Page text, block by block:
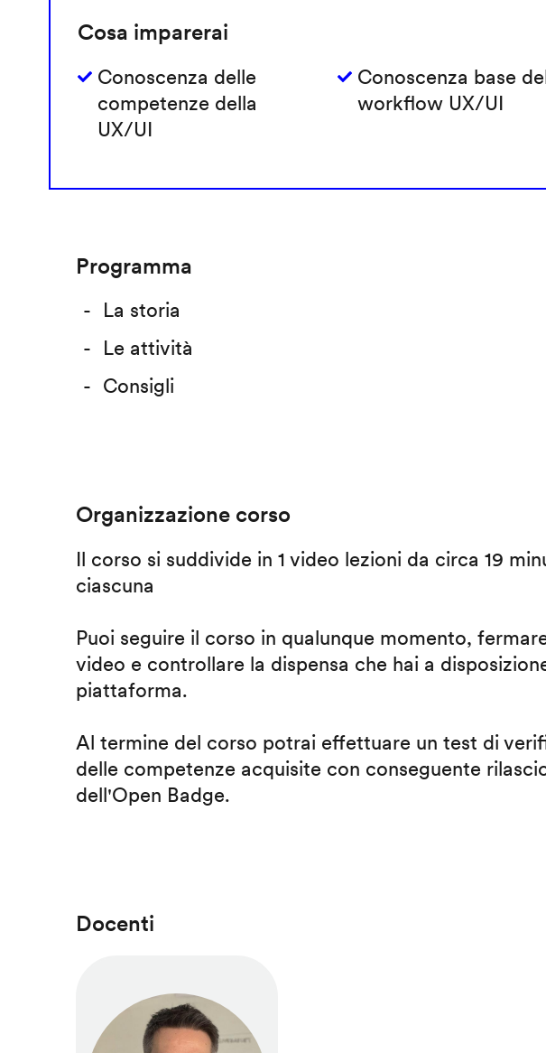
Cosa imparerai
Conoscenza delle
competenze della
UX/UI
Conoscenza base
workflow UX/UI
Programma
La storia
Le attività
Consigli
Organizzazione corso
Il corso si suddivide in 1 video lezioni da circa 19
ciascuna
Puoi seguire il corso in qualunque momento,
video e controllare la dispensa che hai a
piattaforma.
Al termine del corso potrai effettuare un test di
delle competenze acquisite con conseguente
dell'Open Badge.
Docenti